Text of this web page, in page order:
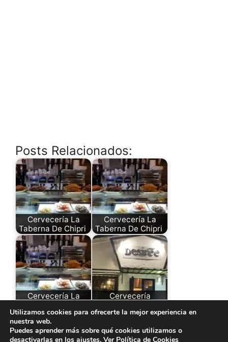
Posts Relacionados:
Cervecería La
Taberna De Chipri
Cervecería La
Taberna De Chipri
Cervecería La
Cervecería
Utilizamos cookies para ofrecerte la mejor experiencia en
nuestra web.
Puedes aprender más sobre qué cookies utilizamos o
desactivarlas en los ajustes. Ver Política de Cookies